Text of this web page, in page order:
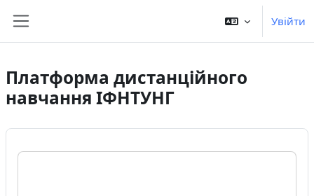
Увійти
Платформа дистанційного
навчання ІФНТУНГ